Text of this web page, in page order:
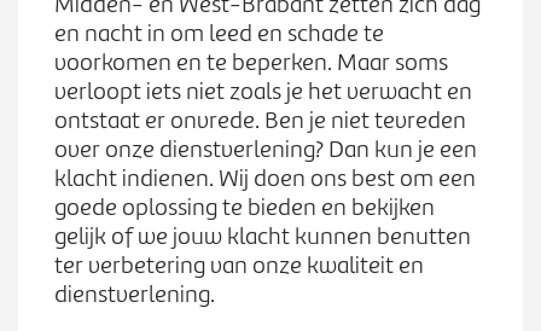
n
Zoeken
Z
o
e
k
e
n
en nacht in om leed en schade te
voorkomen en te beperken. Maar soms
verloopt iets niet zoals je het verwacht en
ontstaat er onvrede. Ben je niet tevreden
over onze dienstverlening? Dan kun je een
klacht indienen. Wij doen ons best om een
goede oplossing te bieden en bekijken
gelijk of we jouw klacht kunnen benutten
ter verbetering van onze kwaliteit en
dienstverlening.